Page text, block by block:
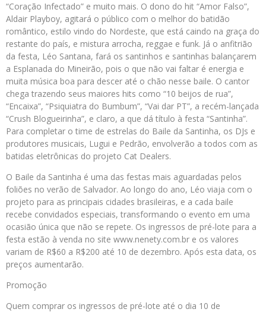
“Coração Infectado” e muito mais. O dono do hit “Amor Falso”,
Aldair Playboy, agitará o público com o melhor do batidão
romântico, estilo vindo do Nordeste, que está caindo na graça do
restante do país, e mistura arrocha, reggae e funk. Já o anfitrião
da festa, Léo Santana, fará os santinhos e santinhas balançarem
a Esplanada do Mineirão, pois o que não vai faltar é energia e
muita música boa para descer até o chão nesse baile. O cantor
chega trazendo seus maiores hits como “10 beijos de rua”,
“Encaixa”, “Psiquiatra do Bumbum”, “Vai dar PT”, a recém-lançada
“Crush Blogueirinha”, e claro, a que dá título à festa “Santinha”.
Para completar o time de estrelas do Baile da Santinha, os DJs e
produtores musicais, Lugui e Pedrão, envolverão a todos com as
batidas eletrônicas do projeto Cat Dealers.
O Baile da Santinha é uma das festas mais aguardadas pelos
foliões no verão de Salvador. Ao longo do ano, Léo viaja com o
projeto para as principais cidades brasileiras, e a cada baile
recebe convidados especiais, transformando o evento em uma
ocasião única que não se repete. Os ingressos de pré-lote para a
festa estão à venda no site www.nenety.com.br e os valores
variam de R$60 a R$200 até 10 de dezembro. Após esta data, os
preços aumentarão.
Promoção
Quem comprar os ingressos de pré-lote até o dia 10 de